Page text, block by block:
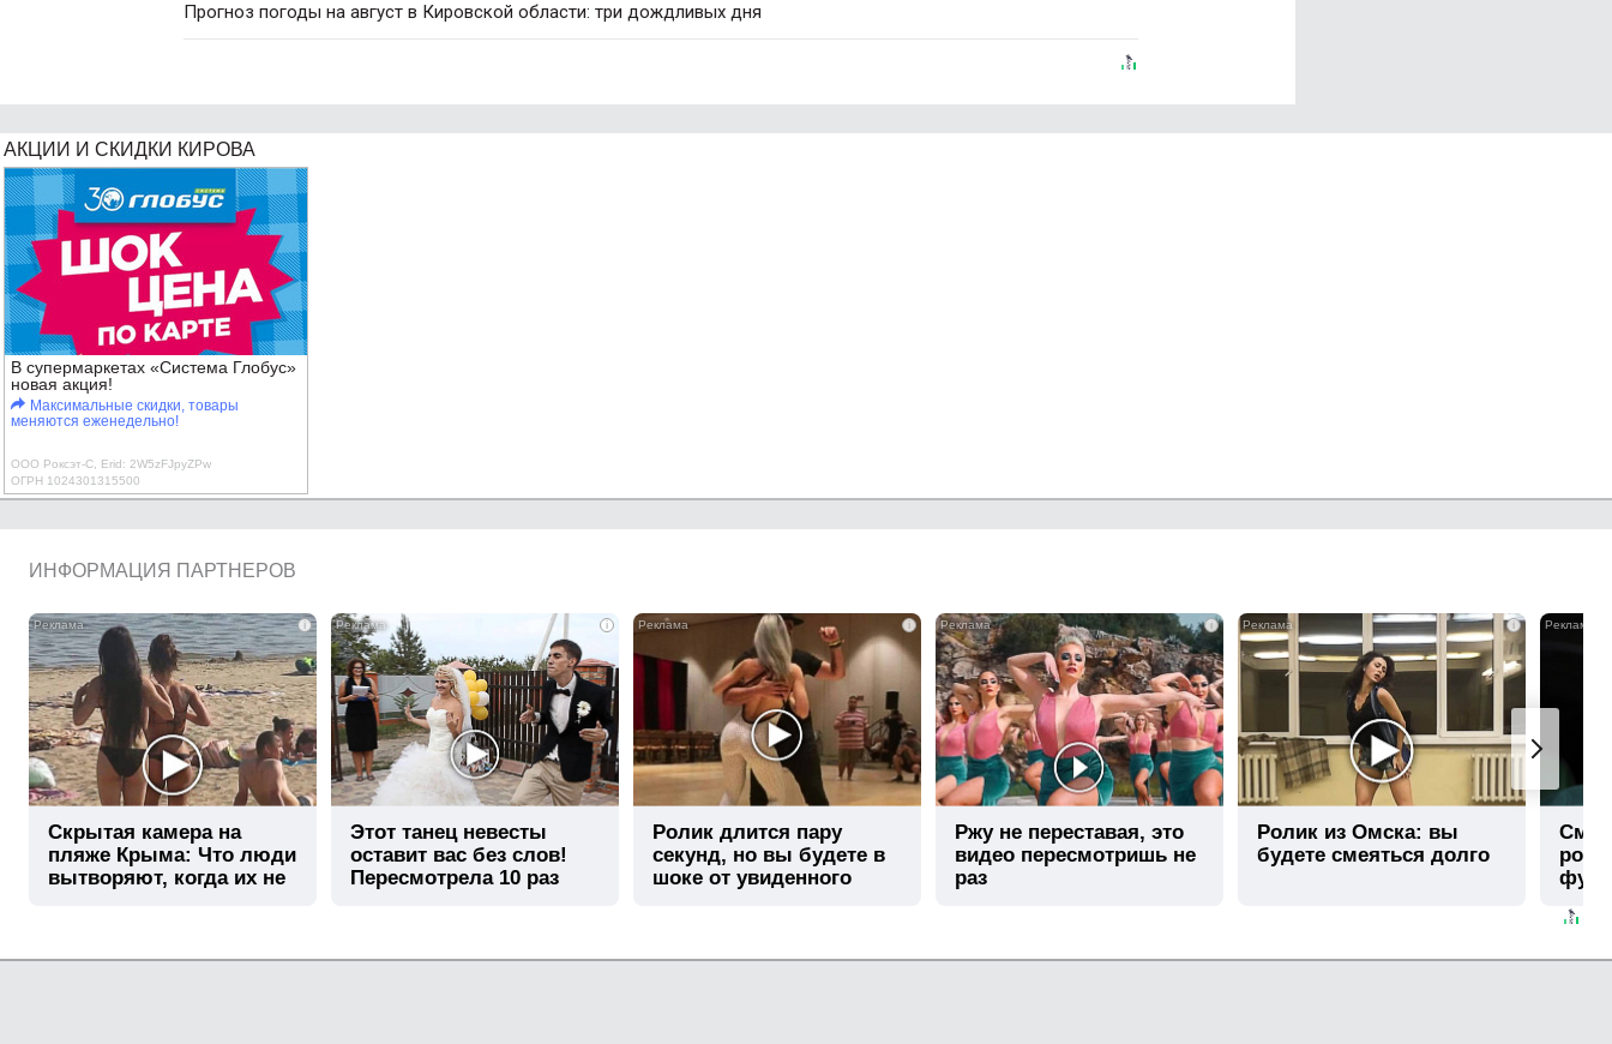
Прогноз погоды на август в Кировской области: три дождливых дня
АКЦИИ И СКИДКИ КИРОВА
В супермаркетах «Система Глобус»
новая акция!
Максимальные скидки, товары
меняются еженедельно!
ООО Роксэт-С, Erid: 2W5zFJpyZPw
ОГРН 1024301315500
ИНФОРМАЦИЯ ПАРТНЕРОВ
i
Скрытая камера на
пляже Крыма: Что люди
вытворяют, когда их не
i
Этот танец невесты
оставит вас без слов!
Пересмотрела 10 раз
i
Ролик длится пару
секунд, но вы будете в
шоке от увиденного
i
Ржу не переставая, это
видео пересмотришь не
раз
i
Ролик из Омска: вы
будете смеяться долго